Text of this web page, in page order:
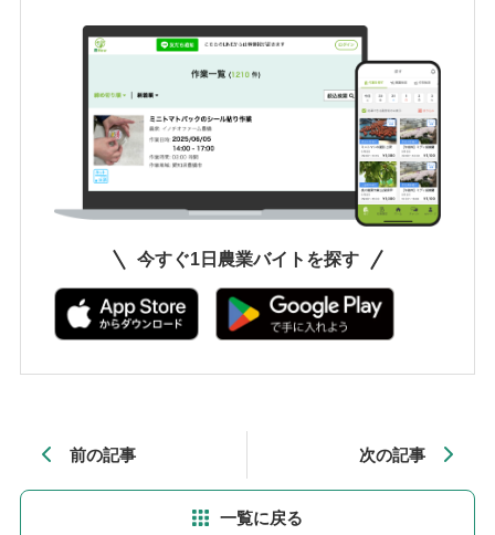
今すぐ1日農業バイトを探す
前の記事
一覧に戻る
次の記事